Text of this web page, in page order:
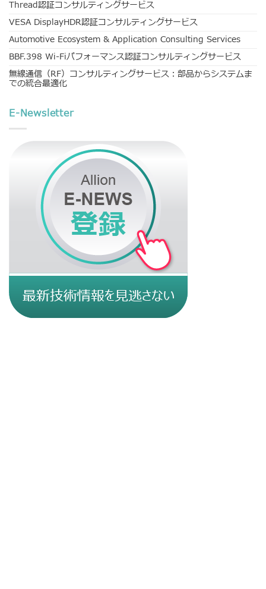
Thread認証コンサルティングサービス
VESA DisplayHDR認証コンサルティングサービス
Automotive Ecosystem & Application Consulting Services
BBF.398 Wi-Fiパフォーマンス認証コンサルティングサービス
無線通信（RF）コンサルティングサービス：部品からシステムま
での統合最適化
E-Newsletter